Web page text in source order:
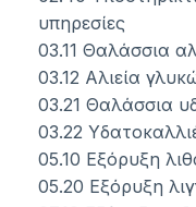
υπηρεσίες
03.11 Θαλάσσια
03.12 Αλιεία
03.21 Θαλάσσια
03.22
05.10 Εξόρυξη
05.20 Εξόρυξη